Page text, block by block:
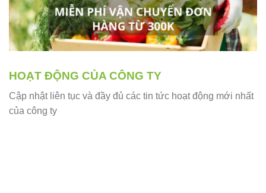
HOẠT ĐỘNG CỦA CÔNG TY
Cập nhật liên tục và đầy đủ các tin tức hoạt động mới nhất
của công ty